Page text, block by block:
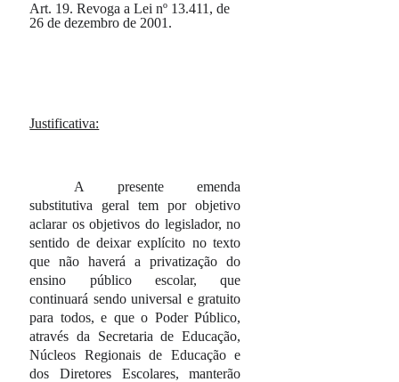
Art. 19. Revoga a Lei nº 13.411, de
26 de dezembro de 2001.
Justificativa:
A presente emenda
substitutiva geral tem por objetivo
aclarar os objetivos do legislador, no
sentido de deixar explícito no texto
que não haverá a privatização do
ensino público escolar, que
continuará sendo universal e gratuito
para todos, e que o Poder Público,
através da Secretaria de Educação,
Núcleos Regionais de Educação e
dos Diretores Escolares, manterão